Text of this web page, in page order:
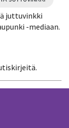
juttuvinkki
-mediaan.